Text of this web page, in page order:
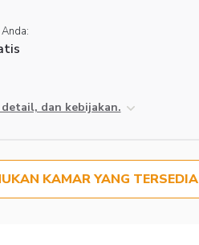
dan kebijakan.
KAMAR YANG TERSEDIA